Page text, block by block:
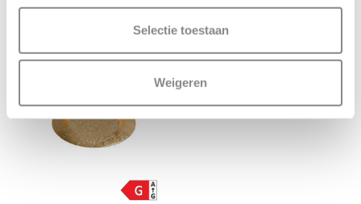
Selectie toestaan
Weigeren